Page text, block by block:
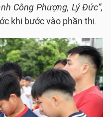
Công Phượng, Lý Đức”,
khi bước vào phần thi.